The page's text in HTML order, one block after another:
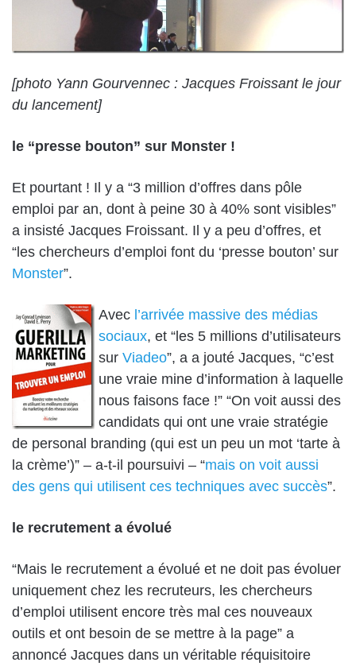
[photo Yann Gourvennec : Jacques Froissant le jour
du lancement]
le “presse bouton” sur Monster !
Et pourtant ! Il y a “3 million d’offres dans pôle
emploi par an, dont à peine 30 à 40% sont visibles”
a insisté Jacques Froissant. Il y a peu d’offres, et
“les chercheurs d’emploi font du ‘presse bouton’ sur
Monster”.
Avec l’arrivée massive des médias
sociaux, et “les 5 millions d’utilisateurs
sur Viadeo”, a a jouté Jacques, “c’est
une vraie mine d’information à laquelle
nous faisons face !” “On voit aussi des
candidats qui ont une vraie stratégie
de personal branding (qui est un peu un mot ‘tarte à
la crème’)” – a-t-il poursuivi – “mais on voit aussi
des gens qui utilisent ces techniques avec succès”.
le recrutement a évolué
“Mais le recrutement a évolué et ne doit pas évoluer
uniquement chez les recruteurs, les chercheurs
d’emploi utilisent encore très mal ces nouveaux
outils et ont besoin de se mettre à la page” a
annoncé Jacques dans un véritable réquisitoire